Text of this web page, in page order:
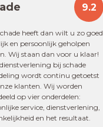
9.2
heeft dan wilt u zo goed
en persoonlijk geholpen
Wij staan dan voor u klaar!
bij schade
wordt continu getoetst
klanten. Wij worden
op vier onderdelen:
service, dienstverlening,
en het resultaat.
met antwoorden
en afhandelingen"